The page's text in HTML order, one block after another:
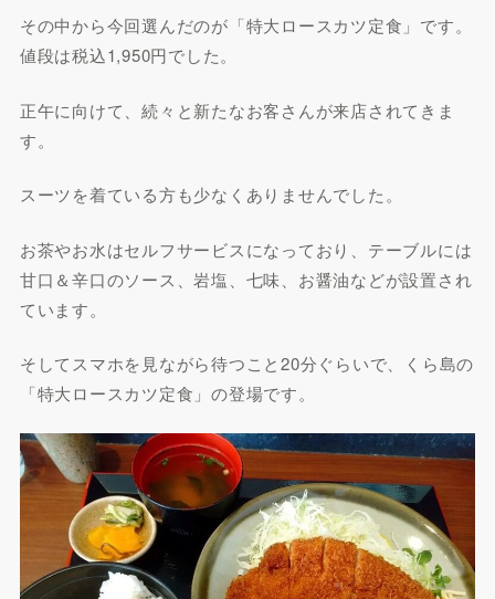
その中から今回選んだのが「特大ロースカツ定食」です。
値段は税込1,950円でした。
正午に向けて、続々と新たなお客さんが来店されてきま
す。
スーツを着ている方も少なくありませんでした。
お茶やお水はセルフサービスになっており、テーブルには
甘口＆辛口のソース、岩塩、七味、お醤油などが設置され
ています。
そしてスマホを見ながら待つこと20分ぐらいで、くら島の
「特大ロースカツ定食」の登場です。